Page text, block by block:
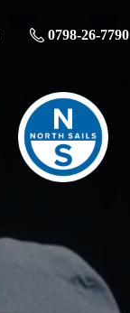
0798-26-7790